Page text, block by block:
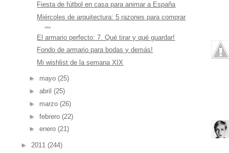
Fiesta de fútbol en casa para animar a España
Miércoles de arquitectura: 5 razones para comprar
El armario perfecto: 7. Qué tirar y qué guardar!
Fondo de armario para bodas y demás!
Mi wishlist de la semana XIX
► mayo (25)
► abril (25)
► marzo (26)
► febrero (22)
► enero (21)
► 2011 (244)